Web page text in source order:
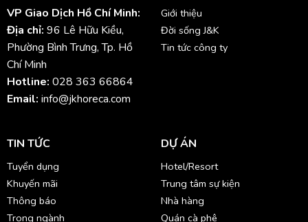
VP Giao Dịch Hồ Chí Minh:
Địa chỉ: 96 Lê Hữu Kiều,
Phường Bình Trưng, Tp. Hồ
Chí Minh
Hotline: 028 363 66864
Email: info@jkhoreca.com
Giới thiệu
Đời sống J&K
Tin tức công ty
TIN TỨC
Tuyển dụng
Khuyến mãi
Thông báo
Trong ngành
DỰ ÁN
Hotel/Resort
Trung tâm sự kiện
Nhà hàng
Quán cà phê